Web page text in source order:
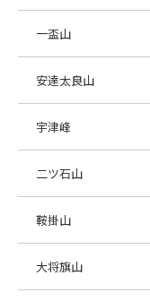
一盃山
安達太良山
宇津峰
二ツ石山
鞍掛山
大将旗山